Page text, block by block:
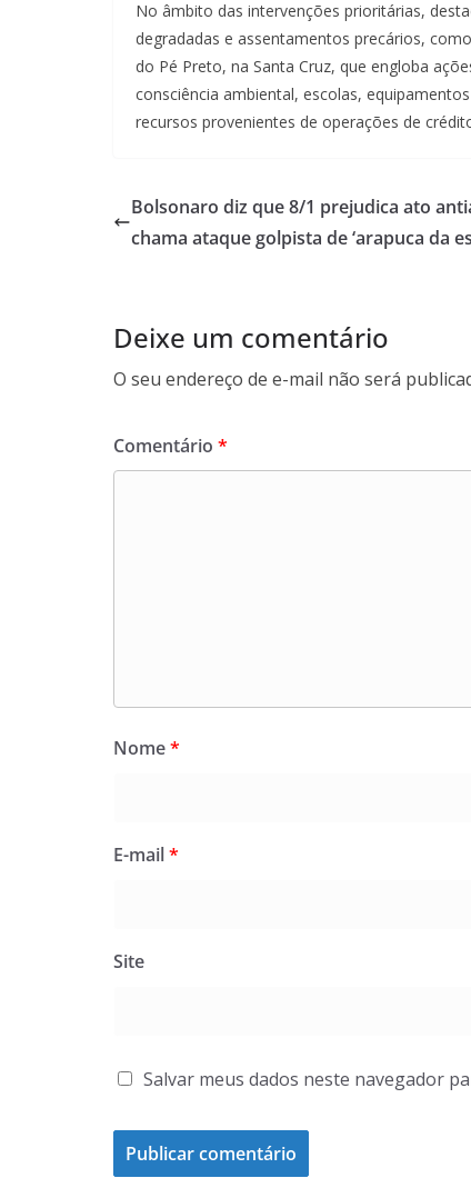
No âmbito das intervenções prioritárias,
degradadas e assentamentos precários,
do Pé Preto, na Santa Cruz, que engloba
consciência ambiental, escolas,
recursos provenientes de operações de
Bolsonaro diz que 8/1 prejudica ato
chama ataque golpista de ‘arapuca da
Deixe um comentário
O seu endereço de e-mail não será
Comentário *
Nome*
E-mail*
Site
Salvar meus dados neste navegador